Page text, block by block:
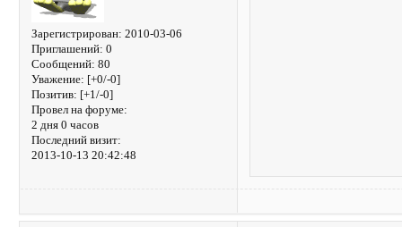
Зарегистрирован: 2010-03-06
Приглашений: 0
Сообщений: 80
Уважение: [+0/-0]
Позитив: [+1/-0]
Провел на форуме:
2 дня 0 часов
Последний визит:
2013-10-13 20:42:48